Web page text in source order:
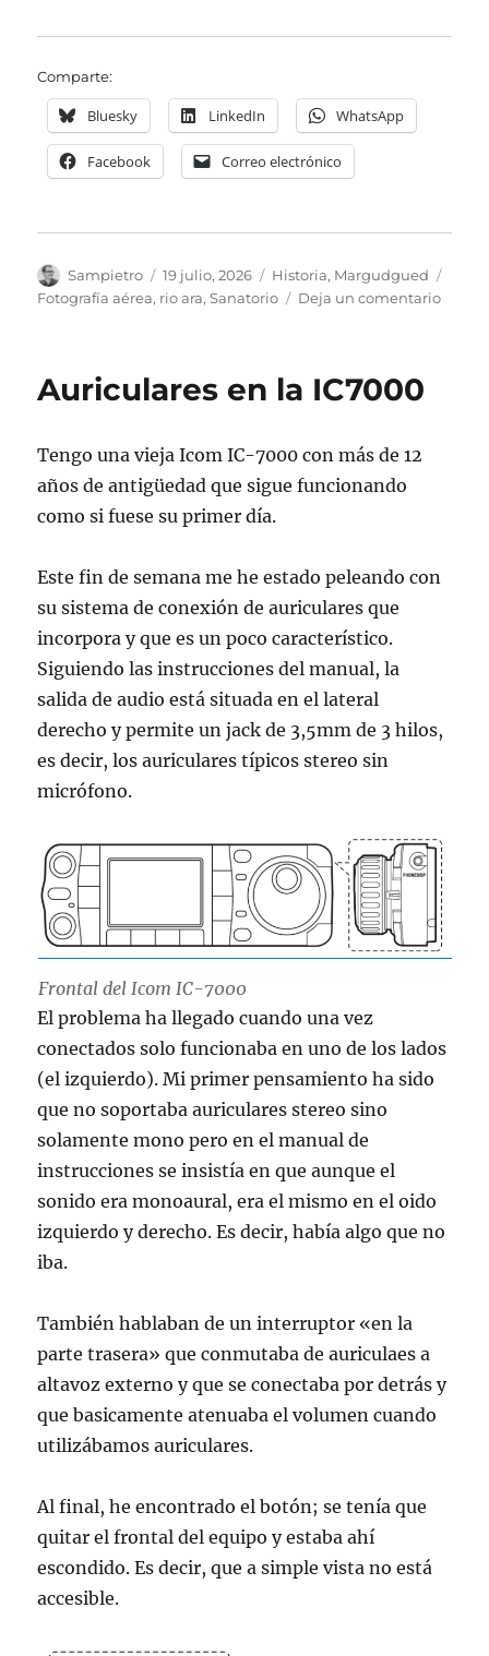
Comparte:
Bluesky LinkedIn WhatsApp
Facebook Correo electrónico
Autor
Sampietro
Publicado
el
19 julio, 2026 Categorías
Historia, Margudgued
Fotografía aérea, rio ara,Sanatorio Deja un comentarioen
Auriculares en la IC7000
Tengo una vieja Icom IC-7000 con más de 12
años de antigüedad que sigue funcionando
como si fuese su primer día.
Este fin de semana me he estado peleando con
su sistema de conexión de auriculares que
incorpora y que es un poco característico.
Siguiendo las instrucciones del manual, la
salida de audio está situada en el lateral
derecho y permite un jack de 3,5mm de 3 hilos,
es decir, los auriculares típicos stereo sin
micrófono.
Frontal del Icom IC-7000
El problema ha llegado cuando una vez
conectados solo funcionaba en uno de los lados
(el izquierdo). Mi primer pensamiento ha sido
que no soportaba auriculares stereo sino
solamente mono pero en el manual de
instrucciones se insistía en que aunque el
sonido era monoaural, era el mismo en el oido
izquierdo y derecho. Es decir, había algo que no
iba.
También hablaban de un interruptor «en la
parte trasera» que conmutaba de auriculaes a
altavoz externo y que se conectaba por detrás y
que basicamente atenuaba el volumen cuando
utilizábamos auriculares.
Al final, he encontrado el botón; se tenía que
quitar el frontal del equipo y estaba ahí
escondido. Es decir, que a simple vista no está
accesible.